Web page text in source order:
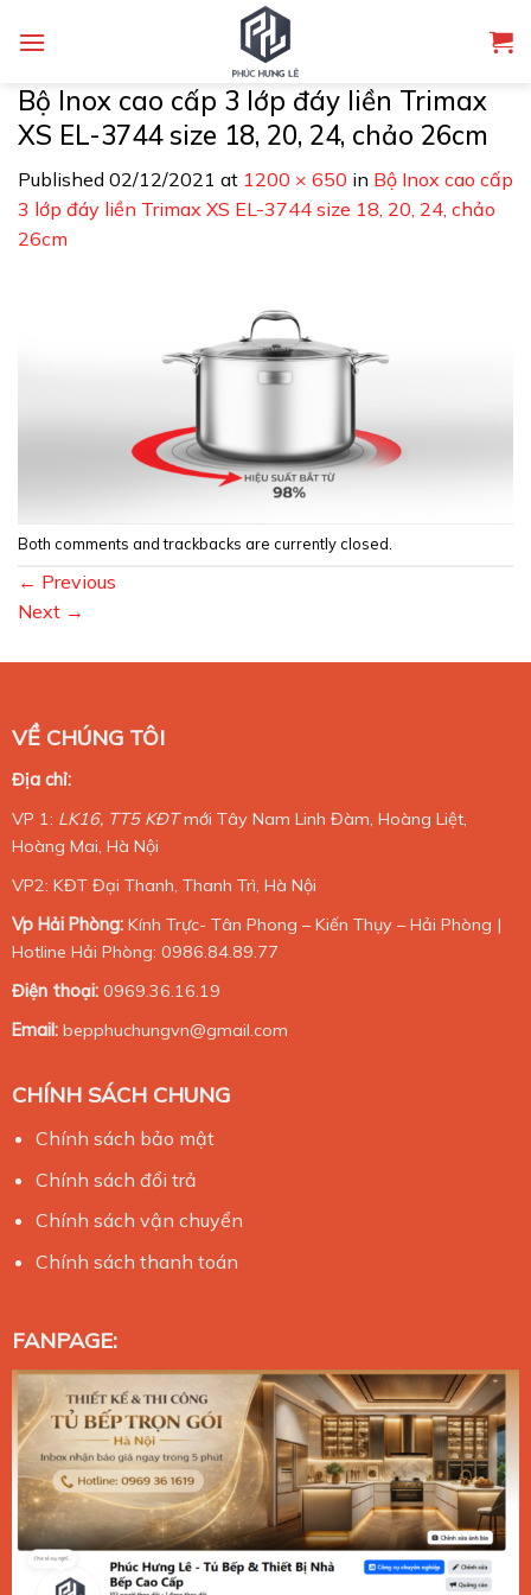
Bộ Inox cao cấp 3 lớp đáy liền Trimax
XS EL-3744 size 18, 20, 24, chảo 26cm
Published 02/12/2021 at 1200 × 650 in Bộ Inox cao cấp
3 lớp đáy liền Trimax XS EL-3744 size 18, 20, 24, chảo
26cm
Both comments and trackbacks are currently closed.
← Previous
Next →
VỀ CHÚNG TÔI
Địa chỉ:
VP 1: LK16, TT5 KĐTmới Tây Nam Linh Đàm, Hoàng Liệt,
Hoàng Mai, Hà Nội
VP2: KĐT Đại Thanh, Thanh Trì, Hà Nội
Vp Hải Phòng:Kính Trực- Tân Phong – Kiến Thụy – Hải Phòng |
Hotline Hải Phòng: 0986.84.89.77
Điện thoại:0969.36.16.19
Email:bepphuchungvn@gmail.com
CHÍNH SÁCH CHUNG
Chính sách bảo mật
Chính sách đổi trả
Chính sách vận chuyển
Chính sách thanh toán
FANPAGE: